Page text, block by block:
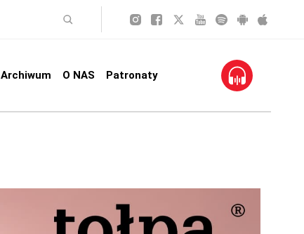
Archiwum O NAS Patronaty